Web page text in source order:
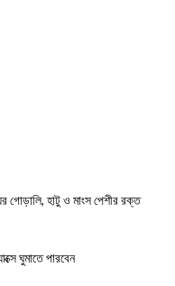
হাটু ও মাংস পেশীর রক্ত
ঘুমাতে পারবেন